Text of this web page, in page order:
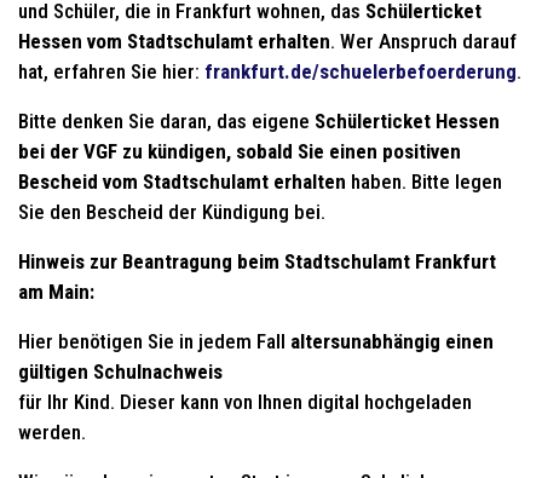
und Schüler, die in Frankfurt wohnen, das Schülerticket
Hessen vom Stadtschulamt erhalten. Wer Anspruch darauf
hat, erfahren Sie hier: frankfurt.de/schuelerbefoerderung.
Bitte denken Sie daran, das eigene Schülerticket Hessen
bei der VGF zu kündigen, sobald Sie einen positiven
Bescheid vom Stadtschulamt erhalten haben. Bitte legen
Sie den Bescheid der Kündigung bei.
Hinweis zur Beantragung beim Stadtschulamt Frankfurt
am Main:
Hier benötigen Sie in jedem Fall altersunabhängig einen
gültigen Schulnachweis
für Ihr Kind. Dieser kann von Ihnen digital hochgeladen
werden.